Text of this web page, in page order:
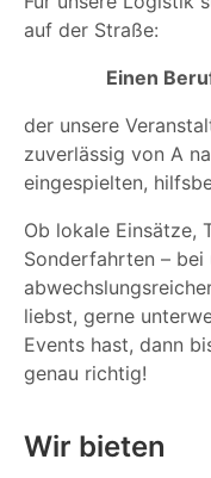
auf der Straße:
Einen
der unsere
zuverlässig von A
eingespielten,
Ob lokale Einsätze,
Sonderfahrten –
liebst, gerne
Events hast, dann
genau richtig!
Wir bieten